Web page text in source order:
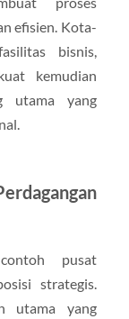
efisien. Kota-
bisnis,
kemudian
utama yang
pusat
strategis.
utama yang